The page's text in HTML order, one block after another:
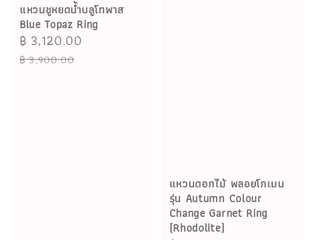
แหวนชูหยดน้ำบลูโทพาส
Blue Topaz Ring
Sale
price
฿ 3,120.00
฿ 3,900.00
แหวนดอกไม้ พลอยโกเมน
รุ่น Autumn Colour
Change Garnet Ring
(Rhodolite)